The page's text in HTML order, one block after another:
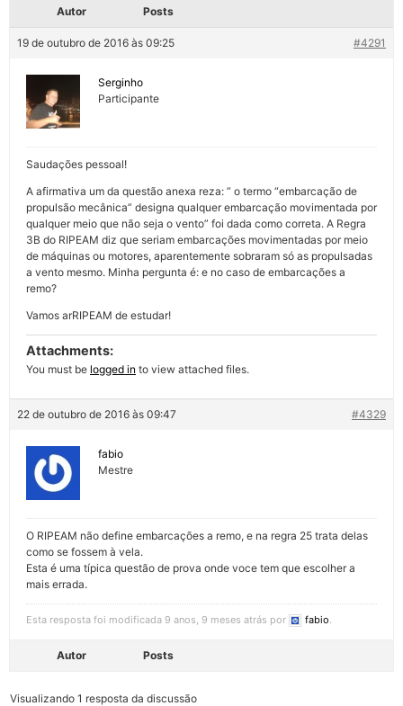
Autor Posts
19 de outubro de 2016 às 09:25 #4291
Serginho
Participante
Saudações pessoal!
A afirmativa um da questão anexa reza: ” o termo “embarcação de
propulsão mecânica” designa qualquer embarcação movimentada por
qualquer meio que não seja o vento” foi dada como correta. A Regra
3B do RIPEAM diz que seriam embarcações movimentadas por meio
de máquinas ou motores, aparentemente sobraram só as propulsadas
a vento mesmo. Minha pergunta é: e no caso de embarcações a
remo?
Vamos arRIPEAM de estudar!
Attachments:
You must be logged in to view attached files.
22 de outubro de 2016 às 09:47 #4329
fabio
Mestre
O RIPEAM não define embarcações a remo, e na regra 25 trata delas
como se fossem à vela.
Esta é uma típica questão de prova onde voce tem que escolher a
mais errada.
Esta resposta foi modificada 9 anos, 9 meses atrás por fabio.
Autor Posts
Visualizando 1 resposta da discussão